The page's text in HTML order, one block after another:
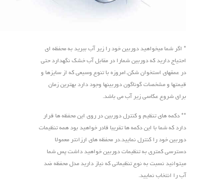
* اگر شما میخواهید دوربین خود را زیر آب ببرید به محفظه ای
احتیاج دارید که دوربین شمارا در مقابل آب خشک نگهدارد حتی
در عمقهای استخوان شکن.امروزه با تنوع وسیعی که از سایزها و
قیمتها و مشخصات گوناگون دوربینها وجود دارد بهترین زمان
برای شروع عکاسی زیر آب می باشد.
** دکمه های تنظیم و کنترل دوربین در روی این محفظه ها قرار
دارد که شما با این دکمه ها تقریبا قادر خواهید بود همه تنظیمات
دوربین خود را کنترل نمایید.در محفظه های ارزانتر معمولا
دسترسی کمتری به تنظیمات دوربین خواهید داشت پس شما
میتوانید نسبت به نوع تنظیماتی که نیاز دارید مدل محفظه ضد
آب را انتخاب نمایید.